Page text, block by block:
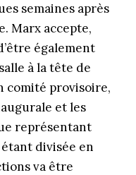
semaines après
Marx accepte,
également
à la tête de
comité provisoire,
et les
représentant
étant divisée en
va être